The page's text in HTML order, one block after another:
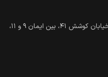
خراسان رضوی، مشهد، میدان حافظ، خیابان کوشش ۴۱، بین ایمان ۹ و ۱۱،